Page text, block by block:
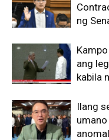
ng
ang
kabila
Ilang